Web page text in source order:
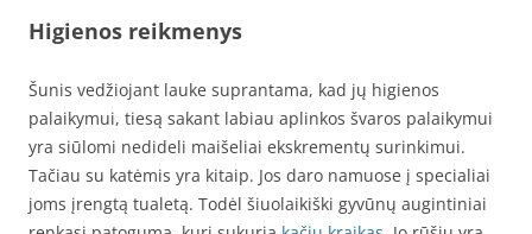
Higienos reikmenys
Šunis vedžiojant lauke suprantama, kad jų higienos
palaikymui, tiesą sakant labiau aplinkos švaros palaikymui
yra siūlomi nedideli maišeliai ekskrementų surinkimui.
Tačiau su katėmis yra kitaip. Jos daro namuose į specialiai
joms įrengtą tualetą. Todėl šiuolaikiški gyvūnų augintiniai